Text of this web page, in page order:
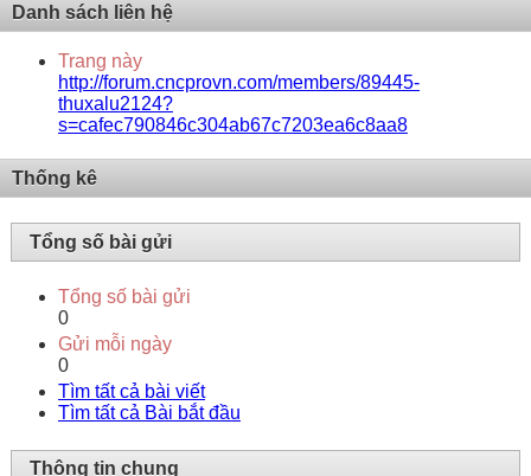
Danh sách liên hệ
Trang này
http://forum.cncprovn.com/members/89445-
thuxalu2124?
s=cafec790846c304ab67c7203ea6c8aa8
Thống kê
Tổng số bài gửi
Tổng số bài gửi
0
Gửi mỗi ngày
0
Tìm tất cả bài viết
Tìm tất cả Bài bắt đầu
Thông tin chung